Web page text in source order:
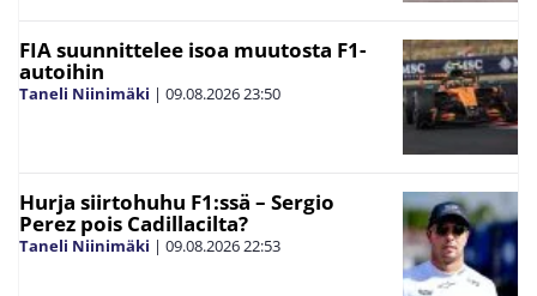
FIA suunnittelee isoa muutosta F1-
autoihin
Taneli Niinimäki | 09.08.202623:50
Hurja siirtohuhu F1:ssä – Sergio
Perez pois Cadillacilta?
Taneli Niinimäki | 09.08.202622:53